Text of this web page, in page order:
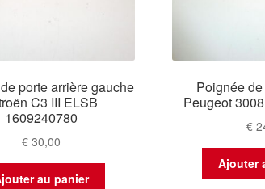
porte arrière gauche
C3 III ELSB
1609240780
€ 30,00
au panier
Poignée
Peugeot
€
Ajouter